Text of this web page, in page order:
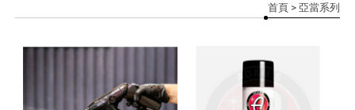
首頁 > 亞當系列